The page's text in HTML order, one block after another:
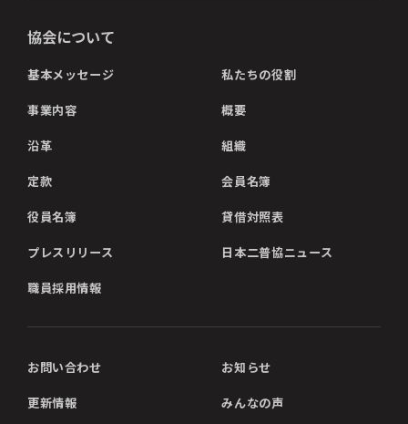
協会について
基本メッセージ 私たちの役割
事業内容 概要
沿革 組織
定款 会員名簿
役員名簿 貸借対照表
プレスリリース 日本二普協ニュース
職員採用情報
お問い合わせ お知らせ
更新情報 みんなの声